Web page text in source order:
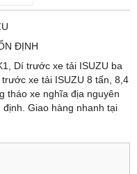
ĐỊNH
Dí trước xe tải ISUZU ba
xe tải ISUZU 8 tấn, 8,4
tháo xe nghĩa địa nguyên
Giao hàng nhanh tại